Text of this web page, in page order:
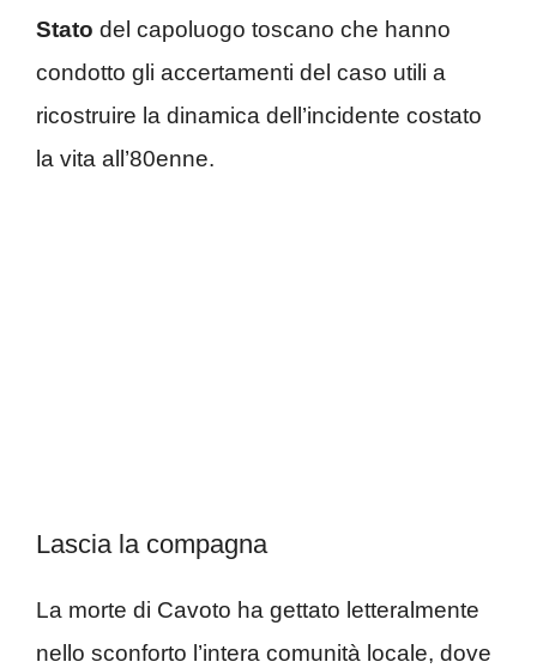
Stato del capoluogo toscano che hanno
condotto gli accertamenti del caso utili a
ricostruire la dinamica dell’incidente costato
la vita all’80enne.
Lascia la compagna
La morte di Cavoto ha gettato letteralmente
nello sconforto l’intera comunità locale, dove